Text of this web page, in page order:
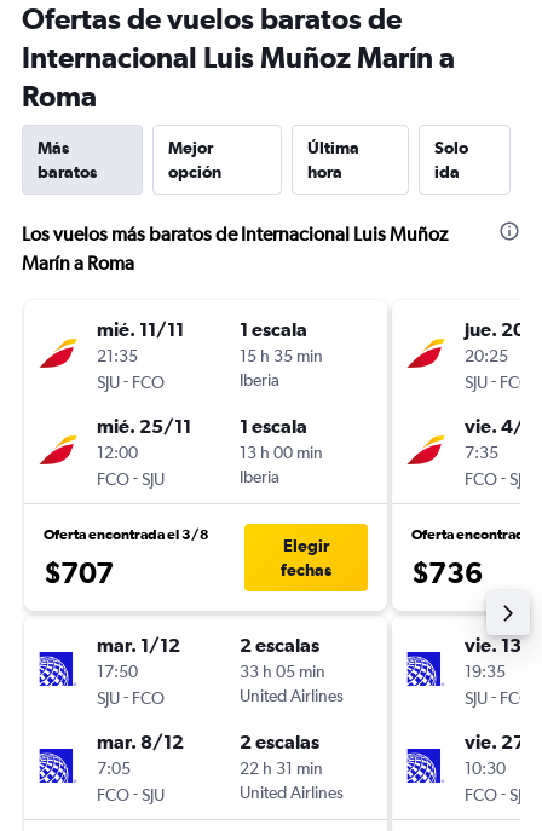
Ofertas de vuelos baratos de
Internacional Luis Muñoz Marín a
Roma
Más
baratos
Mejor
opción
Última
hora
Solo
ida
Los vuelos más baratos de Internacional Luis Muñoz
Marín a Roma
mié. 11/11
21:35
SJU- FCO
1 escala
15 h 35 min
Iberia
mié. 25/11
12:00
FCO-SJU
1 escala
13 h 00 min
Iberia
Oferta encontrada el 3/8
$707
Elegir
fechas
mar. 1/12
17:50
SJU- FCO
2 escalas
33 h 05 min
United Airlines
mar. 8/12
7:05
FCO-SJU
2 escalas
22 h 31 min
United Airlines
jue. 20/
20:25
SJU- FCO
vie. 4/9
7:35
FCO-SJU
Oferta encontrada
$736
vie. 13/
19:35
SJU- FCO
vie. 27/
10:30
FCO-SJU